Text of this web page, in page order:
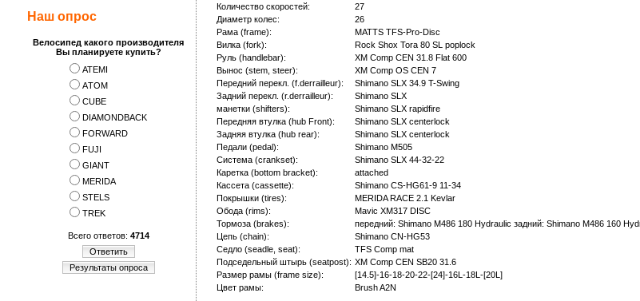
Наш опрос
Велосипед какого производителя
Вы планируете купить?
ATEMI
АTOM
CUBE
DIAMONDBACK
FORWARD
FUJI
GIANT
MERIDA
STELS
TREK
Всего ответов: 4714
Ответить
Результаты опроса
Количество скоростей:
27
Диаметр колес:
26
Рама (frame):
MATTS TFS-Pro-Disc
Вилка (fork):
Rock Shox Tora 80 SL poplock
Руль (handlebar):
XM Comp CEN 31.8 Flat 600
Вынос (stem, steer):
XM Comp OS CEN 7
Передний перекл. (f.derrailleur):
Shimano SLX 34.9 T-Swing
Задний перекл. (r.derrailleur):
Shimano SLX
манетки (shifters):
Shimano SLX rapidfire
Передняя втулка (hub Front):
Shimano SLX centerlock
Задняя втулка (hub rear):
Shimano SLX centerlock
Педали (pedal):
Shimano M505
Система (crankset):
Shimano SLX 44-32-22
Каретка (bottom bracket):
attached
Кассета (cassette):
Shimano CS-HG61-9 11-34
Покрышки (tires):
MERIDA RACE 2.1 Kevlar
Обода (rims):
Mavic XM317 DISC
Тормоза (brakes):
передний: Shimano M486 180 Hydraulic задний: Shimano M486 160
Цепь (chain):
Shimano CN-HG53
Седло (seadle, seat):
TFS Comp mat
Подседельный штырь (seatpost): XM Comp CEN SB20 31.6
Размер рамы (frame size):
[14.5]-16-18-20-22-[24]-16L-18L-[20L]
Цвет рамы:
Brush A2N